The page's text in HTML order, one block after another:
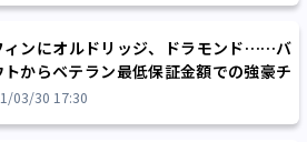
ィンにオルドリッジ、ドラモンド……バ
トからベテラン最低保証金額での強豪チ
は『アンフェア』か？
03/30 17:30